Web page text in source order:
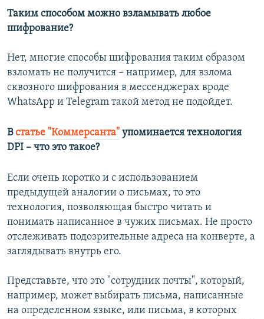
Таким способом можно взламывать любое
шифрование?
Нет, многие способы шифрования таким образом
взломать не получится – например, для взлома
сквозного шифрования в мессенджерах вроде
WhatsApp и Telegram такой метод не подойдет.​
Встатье "Коммерсанта" упоминается технология
DPI – что это такое?
Если очень коротко и с использованием
предыдущей аналогии о письмах, то это
технология, позволяющая быстро читать и
понимать написанное в чужих письмах. Не просто
отслеживать подозрительные адреса на конверте, а
заглядывать внутрь его.
Представьте, что это "сотрудник почты", который,
например, может выбирать письма, написанные
на определенном языке, или письма, в которых